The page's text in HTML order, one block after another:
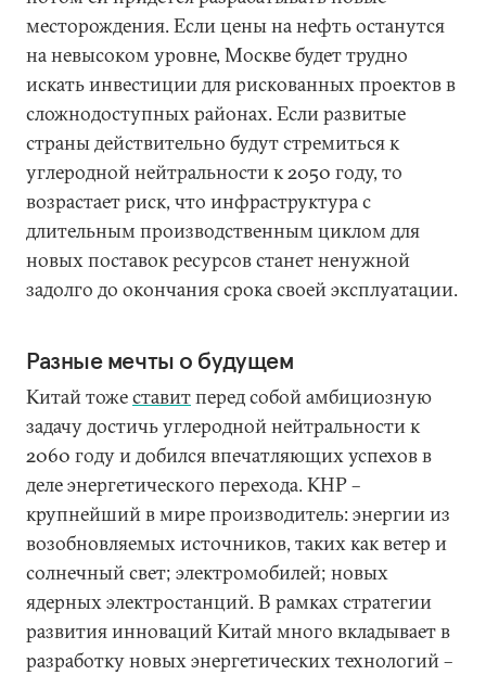
месторождения. Если цены на нефть останутся
на невысоком уровне, Москве будет трудно
искать инвестиции для рискованных проектов в
сложнодоступных районах. Если развитые
страны действительно будут стремиться к
углеродной нейтральности к 2050 году, то
возрастает риск, что инфраструктура с
длительным производственным циклом для
новых поставок ресурсов станет ненужной
задолго до окончания срока своей эксплуатации.
Разные мечты о будущем
Китай тожеставитперед собой амбициозную
задачу достичь углеродной нейтральности к
2060 году и добился впечатляющих успехов в
деле энергетического перехода. КНР –
крупнейший в мире производитель: энергии из
возобновляемых источников, таких как ветер и
солнечный свет; электромобилей; новых
ядерных электростанций. В рамках стратегии
развития инноваций Китай много вкладывает в
разработку новых энергетических технологий –